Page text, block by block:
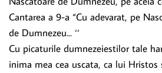
Cantarea a 9-a “Cu adevarat, pe
de Dumnezeu... ‘‘
Cu picaturile dumnezeiestilor tale
inima mea cea uscata, ca lui Hristos